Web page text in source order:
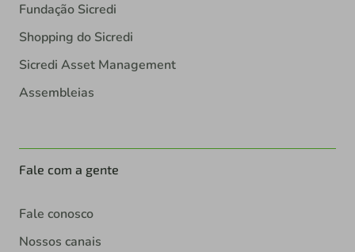
Fundação Sicredi
Shopping do Sicredi
Sicredi Asset Management
Assembleias
Fale com a gente
Fale conosco
Nossos canais